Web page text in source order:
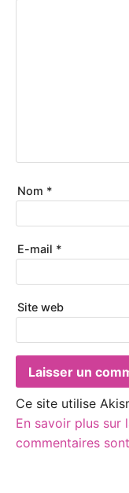
Nom *
E-mail *
Site web
Ce site utilise
En savoir plus sur
commentaires